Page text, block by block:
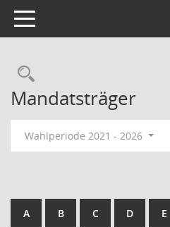
Toggle navigation
Rechercheauswahl
Mandatsträger
Wahlperiode 2021 - 2026
A B C D E